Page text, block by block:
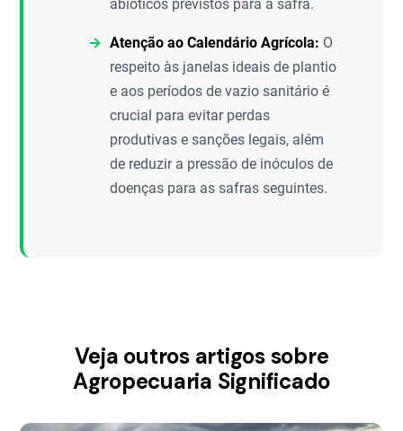
abióticos previstos para a safra.
Atenção ao Calendário Agrícola: O
respeito às janelas ideais de plantio
e aos períodos de vazio sanitário é
crucial para evitar perdas
produtivas e sanções legais, além
de reduzir a pressão de inóculos de
doenças para as safras seguintes.
Veja outros artigos sobre
Agropecuaria Significado